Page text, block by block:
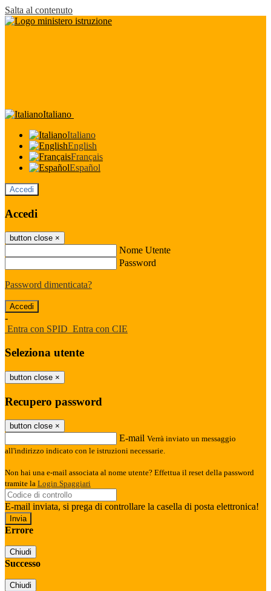
Salta al contenuto
Italiano
Italiano
English
Français
Español
Accedi
Accedi
button close ×
Nome Utente
Password
Password dimenticata?
-
Entra con SPID Entra con CIE
Seleziona utente
button close ×
Recupero password
button close ×
E-mail Verrà inviato un messaggio
all'indirizzo indicato con le istruzioni necessarie.
Non hai una e-mail associata al nome utente? Effettua il reset della password
tramite la Login Spaggiari
E-mail inviata, si prega di controllare la casella di posta elettronica!
Errore
Chiudi
Successo
Chiudi